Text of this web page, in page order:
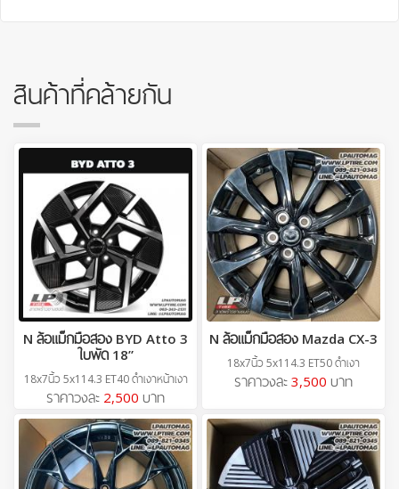
สินค้าที่คล้ายกัน
N ล้อแม็กมือสอง BYD Atto 3
ใบพัด 18”
18x7นิ้ว 5x114.3 ET40 ดำเงาหน้าเงา
ราคาวงละ 2,500 บาท
N ล้อแม็กมือสอง Mazda CX-3
18x7นิ้ว 5x114.3 ET50 ดำเงา
ราคาวงละ 3,500 บาท